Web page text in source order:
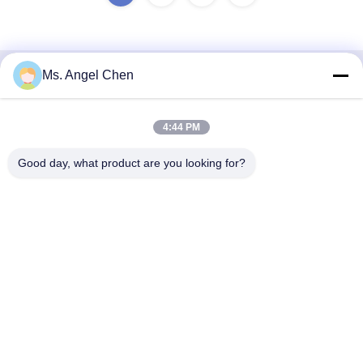
Contatto rapido
Xingye East Road, Città di Shishan, Distretto di Nanhai, Città
Ms. Angel Chen
4:44 PM
Good day, what product are you looking for?